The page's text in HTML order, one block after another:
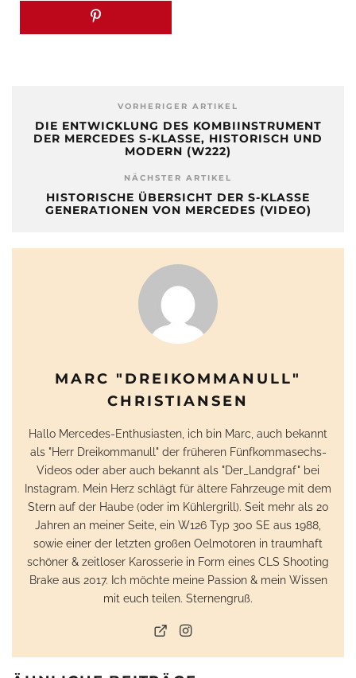
VORHERIGER ARTIKEL
DIE ENTWICKLUNG DES KOMBIINSTRUMENT
DER MERCEDES S-KLASSE, HISTORISCH UND
MODERN (W222)
NÄCHSTER ARTIKEL
HISTORISCHE ÜBERSICHT DER S-KLASSE
GENERATIONEN VON MERCEDES (VIDEO)
MARC "DREIKOMMANULL"
CHRISTIANSEN
Hallo Mercedes-Enthusiasten, ich bin Marc, auch bekannt
als "Herr Dreikommanull" der früheren Fünfkommasechs-
Videos oder aber auch bekannt als "Der_Landgraf" bei
Instagram. Mein Herz schlägt für ältere Fahrzeuge mit dem
Stern auf der Haube (oder im Kühlergrill). Seit mehr als 20
Jahren an meiner Seite, ein W126 Typ 300 SE aus 1988,
sowie einer der letzten großen Oelmotoren in traumhaft
schöner & zeitloser Karosserie in Form eines CLS Shooting
Brake aus 2017. Ich möchte meine Passion & mein Wissen
mit euch teilen. Sternengruß.